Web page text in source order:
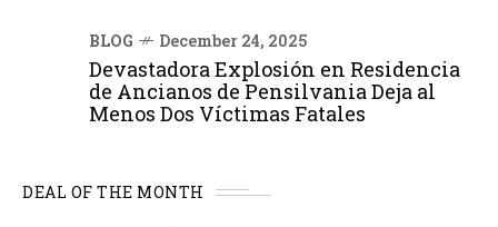
BLOG December 24, 2025
Devastadora Explosión en Residencia
de Ancianos de Pensilvania Deja al
Menos Dos Víctimas Fatales
DEAL OF THE MONTH